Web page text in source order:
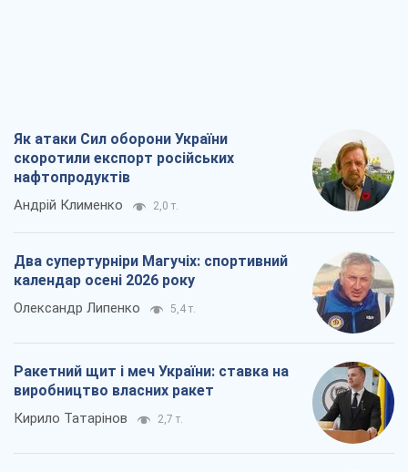
Як атаки Сил оборони України
скоротили експорт російських
нафтопродуктів
Андрій Клименко 2,0 т.
Два супертурніри Магучіх: спортивний
календар осені 2026 року
Олександр Липенко 5,4 т.
Ракетний щит і меч України: ставка на
виробництво власних ракет
Кирило Татарінов 2,7 т.